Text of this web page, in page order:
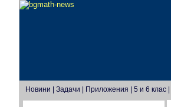
Новини Задачи Приложения 5 и 6 клас|